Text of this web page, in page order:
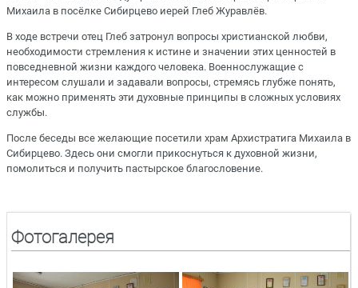
Михаила в посёлке Сибирцево иерей Глеб Журавлёв.
В ходе встречи отец Глеб затронул вопросы христианской любви,
необходимости стремления к истине и значении этих ценностей в
повседневной жизни каждого человека. Военнослужащие с
интересом слушали и задавали вопросы, стремясь глубже понять,
как можно применять эти духовные принципы в сложных условиях
службы.
После беседы все желающие посетили храм Архистратига Михаила в
Сибирцево. Здесь они смогли прикоснуться к духовной жизни,
помолиться и получить пастырское благословение.
Фотогалерея